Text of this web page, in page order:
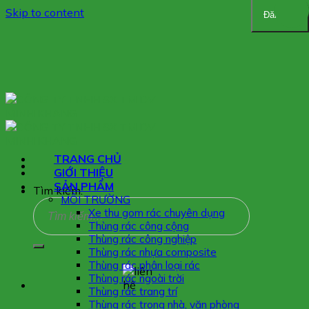
Skip to content
Tìm kiếm:
TRANG CHỦ
GIỚI THIỆU
SẢN PHẨM
MÔI TRƯỜNG
Xe thu gom rác chuyên dụng
Thùng rác công cộng
Thùng rác công nghiệp
Thùng rác nhựa composite
Thùng rác phân loại rác
Thùng rác ngoài trời
Thùng rác trang trí
Thùng rác trong nhà, văn phòng
Đăng ký